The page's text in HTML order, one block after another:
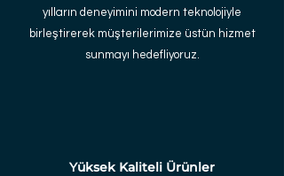
yılların deneyimini modern teknolojiyle
birleştirerek müşterilerimize üstün hizmet
sunmayı hedefliyoruz.
Yüksek Kaliteli Ürünler